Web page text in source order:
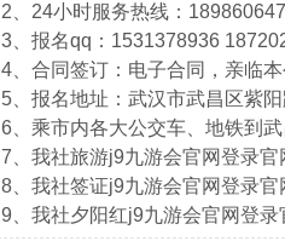
2、24小时服务热线：
3、报名qq：1531378936
4、合同签订：电子合同，亲临
5、报名地址：武汉市武昌区紫
6、乘市内各大公交车、地铁到
7、我社旅游j9九游会官网登录
8、我社签证j9九游会官网登录
9、我社夕阳红j9九游会官网登